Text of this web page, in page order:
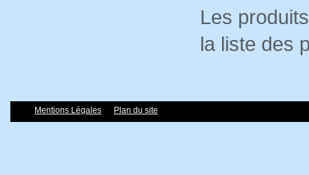
Les
la liste des
Mentions Légales Plan du site